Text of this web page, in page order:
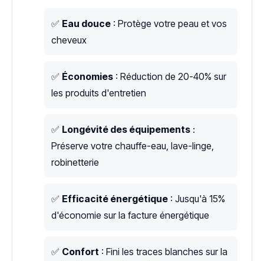
✅ Eau douce : Protège votre peau et vos
cheveux
✅ Économies : Réduction de 20-40% sur
les produits d'entretien
✅ Longévité des équipements :
Préserve votre chauffe-eau, lave-linge,
robinetterie
✅ Efficacité énergétique : Jusqu'à 15%
d'économie sur la facture énergétique
✅ Confort : Fini les traces blanches sur la